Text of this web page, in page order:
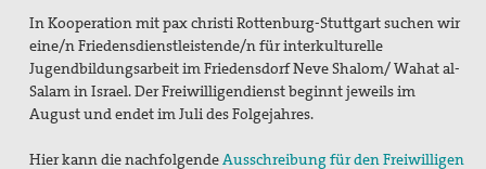
Friedensläufe
Freiwilligendienste
Israel/Palästina
In Kooperation mit pax christi Rottenburg-Stuttgart suchen wir
eine/n Friedensdienstleistende/n für interkulturelle
Jugendbildungsarbeit im Friedensdorf Neve Shalom/ Wahat al-
Salam in Israel. Der Freiwilligendienst beginnt jeweils im
August und endet im Juli des Folgejahres.
Hier kann die nachfolgende Ausschreibung für den Freiwilligen